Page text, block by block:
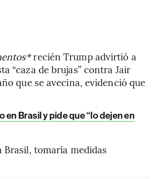
recién Trump advirtió a
“caza de brujas” contra Jair
que se avecina, evidenció que
Brasil y pide que “lo dejen en
tomaría medidas